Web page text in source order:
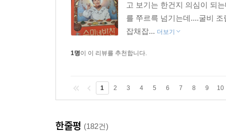
고 보기는 한건지 의심이 되
를 쭈르륵 넘기는데....굴비
잡채잡... 더보기
1명이 이 리뷰를 추천합니다.
1 2 3 4 5 6 7 8 9 10
한줄평 (182건)